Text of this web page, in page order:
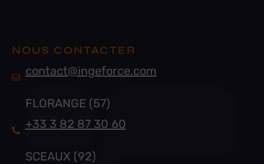
NOUS CONTACTER
contact@ingeforce.com
FLORANGE (57)
+33 3 82 87 30 60
SCEAUX (92)